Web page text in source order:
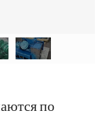
по